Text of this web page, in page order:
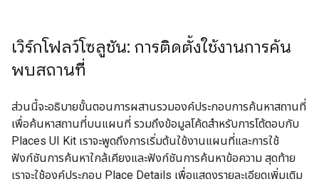
เวิร์กโฟลว์โซลูชัน: การติดตั้งใช้งานการค้น
พบสถานที่
ส่วนนี้จะอธิบายขั้นตอนการผสานรวมองค์ประกอบการค้นหาสถานที่
เพื่อค้นหาสถานที่บนแผนที่ รวมถึงข้อมูลโค้ดสำหรับการโต้ตอบกับ
Places UI Kit เราจะพูดถึงการเริ่มต้นใช้งานแผนที่และการใช้
ฟังก์ชันการค้นหาใกล้เคียงและฟังก์ชันการค้นหาข้อความ สุดท้าย
เราจะใช้องค์ประกอบ Place Details เพื่อแสดงรายละเอียดเพิ่มเติม